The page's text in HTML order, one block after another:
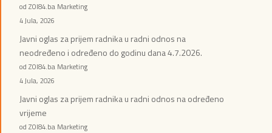
od ZOI84.ba Marketing
4 Jula, 2026
Javni oglas za prijem radnika u radni odnos na
neodređeno i određeno do godinu dana 4.7.2026.
od ZOI84.ba Marketing
4 Jula, 2026
Javni oglas za prijem radnika u radni odnos na određeno
vrijeme
od ZOI84.ba Marketing